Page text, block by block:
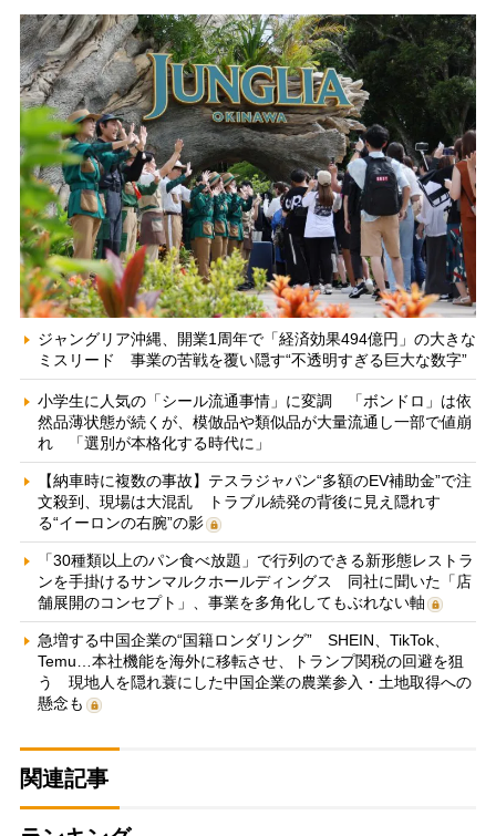
ジャングリア沖縄、開業1周年で「経済効果494億円」の大きな
ミスリード 事業の苦戦を覆い隠す“不透明すぎる巨大な数字”
小学生に人気の「シール流通事情」に変調 「ボンドロ」は依
然品薄状態が続くが、模倣品や類似品が大量流通し一部で値崩
れ 「選別が本格化する時代に」
【納車時に複数の事故】テスラジャパン“多額のEV補助金”で注
文殺到、現場は大混乱 トラブル続発の背後に見え隠れす
る“イーロンの右腕”の影
「30種類以上のパン食べ放題」で行列のできる新形態レストラ
ンを手掛けるサンマルクホールディングス 同社に聞いた「店
舗展開のコンセプト」、事業を多角化してもぶれない軸
急増する中国企業の“国籍ロンダリング” SHEIN、TikTok、
Temu…本社機能を海外に移転させ、トランプ関税の回避を狙
う 現地人を隠れ蓑にした中国企業の農業参入・土地取得への
懸念も
関連記事